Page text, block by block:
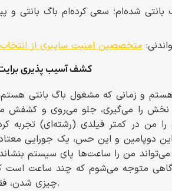
بانتی شده‌ام؛ سعی کرده‌ام باگ بانتی
متخصصین امنیت سایبری از
_ کشف آسیب پذیری
و زمانی که مشغول باگ بانتی هستم،
نخش را می‌گیری، جلو می‌روی و
را من در کمتر فیلدی (رشته‌ای) تجربه
دوپامین و این حس، یک جورایی
می‌تواند من را ساعت‌ها پای سیستم
متوجه می‌شوم که چند ساعت است
چیزی شدن، فقط در این زمینه برای من اتفاق می‌افتد.